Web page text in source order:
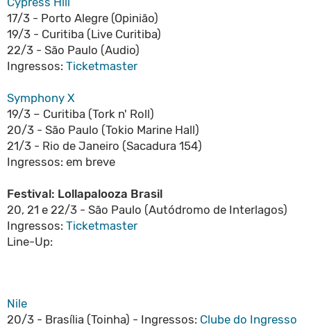
17/3 - Porto Alegre (Opinião)
19/3 - Curitiba (Live Curitiba)
22/3 - São Paulo (Audio)
Ingressos: Ticketmaster
Symphony X
19/3 – Curitiba (Tork n' Roll)
20/3 - São Paulo (Tokio Marine Hall)
21/3 - Rio de Janeiro (Sacadura 154)
Ingressos: em breve
Festival: Lollapalooza Brasil
20, 21 e 22/3 - São Paulo (Autódromo de Interlagos)
Ingressos: Ticketmaster
Line-Up:
Nile
20/3 - Brasília (Toinha) - Ingressos: Clube do Ingresso